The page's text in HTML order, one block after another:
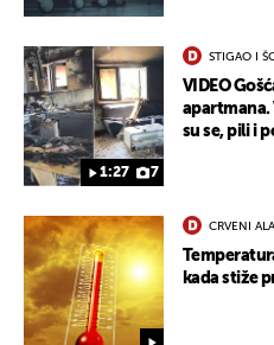
1:27 7
STIGAO I
VIDEO
apartmana.
su se, pili i
CRVENI
kada stiže